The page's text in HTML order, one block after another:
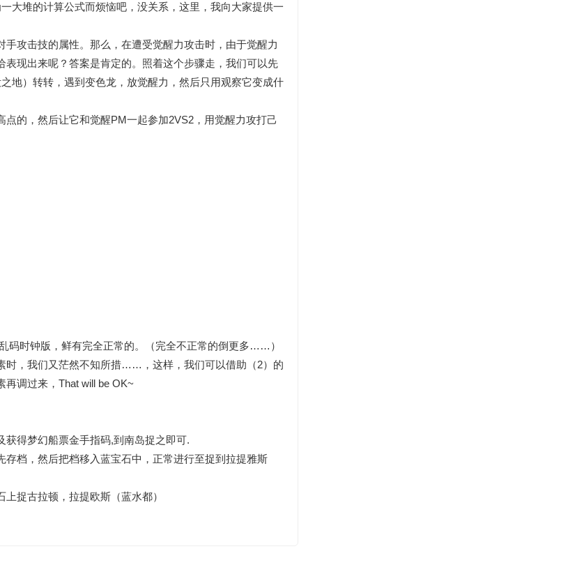
大堆的计算公式而烦恼吧，没关系，这里，我向大家提供一
攻击技的属性。那么，在遭受觉醒力攻击时，由于觉醒力
现出来呢？答案是肯定的。照着这个步骤走，我们可以先
地）转转，遇到变色龙，放觉醒力，然后只用观察它变成什
的，然后让它和觉醒PM一起参加2VS2，用觉醒力攻打己
码时钟版，鲜有完全正常的。（完全不正常的倒更多……）
时，我们又茫然不知所措……，这样，我们可以借助（2）的
调过来，That will be OK~
得梦幻船票金手指码,到南岛捉之即可.
档，然后把档移入蓝宝石中，正常进行至捉到拉提雅斯
捉古拉顿，拉提欧斯（蓝水都）